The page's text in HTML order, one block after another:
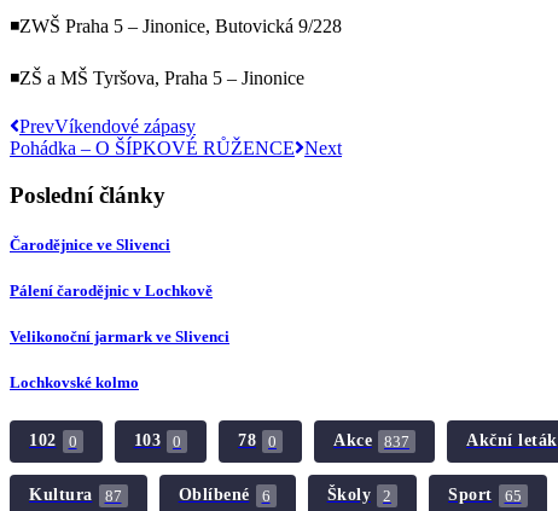
◾ZWŠ Praha 5 – Jinonice, Butovická 9/228
◾ZŠ a MŠ Tyršova, Praha 5 – Jinonice
PrevVíkendové zápasy
Pohádka – O ŠÍPKOVÉ RŮŽENCE Next
Poslední články
Čarodějnice ve Slivenci
Pálení čarodějnic v Lochkově
Velikonoční jarmark ve Slivenci
Lochkovské kolmo
102 0 103 0 78 0 Akce 837 Akční leták
Kultura 87 Oblíbené 6 Školy 2 Sport 65